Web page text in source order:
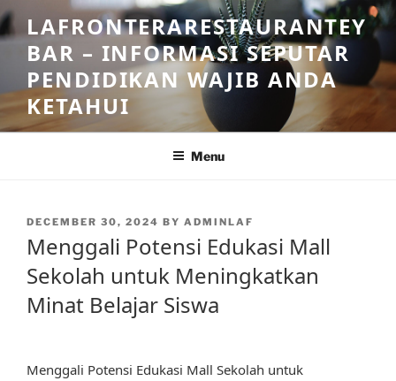
Skip
to
content
LAFRONTERARESTAURANTEY
BAR – INFORMASI SEPUTAR
PENDIDIKAN WAJIB ANDA
KETAHUI
Menu
POSTED
DECEMBER 30, 2024 BY ADMINLAF
Menggali Potensi Edukasi Mall
Sekolah untuk Meningkatkan
Minat Belajar Siswa
Menggali Potensi Edukasi Mall Sekolah untuk